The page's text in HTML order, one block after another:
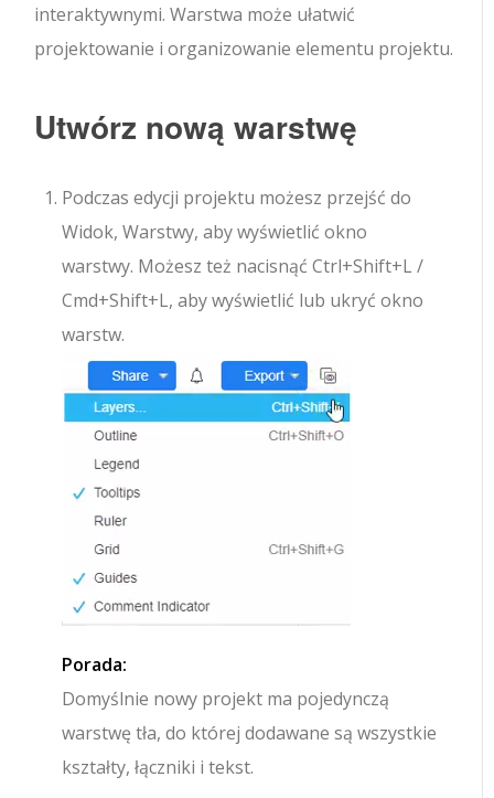
interaktywnymi. Warstwa może ułatwić
projektowanie i organizowanie elementu projektu.
Utwórz nową warstwę
Podczas edycji projektu możesz przejść do
Widok, Warstwy, aby wyświetlić okno
warstwy. Możesz też nacisnąć Ctrl+Shift+L /
Cmd+Shift+L, aby wyświetlić lub ukryć okno
warstw.
Porada:
Domyślnie nowy projekt ma pojedynczą
warstwę tła, do której dodawane są wszystkie
kształty, łączniki i tekst.